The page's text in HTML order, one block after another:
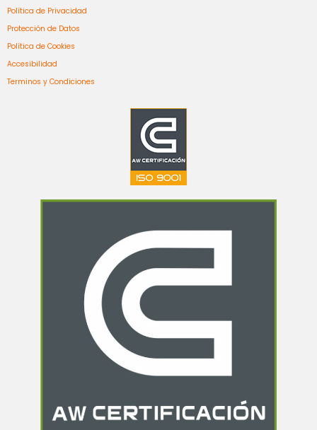
Política de Privacidad
Protección de Datos
Política de Cookies
Accesibilidad
Terminos y Condiciones